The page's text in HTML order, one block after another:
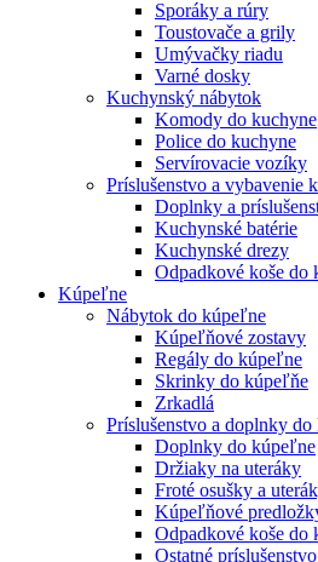
Sporáky a rúry
Toustovače a grily
Umývačky riadu
Varné dosky
Kuchynský nábytok
Komody do kuchyne
Police do kuchyne
Servírovacie vozíky
Príslušenstvo a vybavenie
Doplnky a
Kuchynské batérie
Kuchynské drezy
Odpadkové koše do
Kúpeľne
Nábytok do kúpeľne
Kúpeľňové zostavy
Regály do kúpeľne
Skrinky do kúpeľňe
Zrkadlá
Príslušenstvo a doplnky
Doplnky do kúpeľne
Držiaky na uteráky
Froté osušky a
Kúpeľňové
Odpadkové koše do
Ostatné